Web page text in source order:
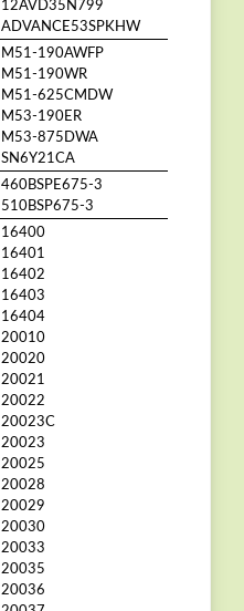
12AVD35N799
ADVANCE53SPKHW
M51-190AWFP
M51-190WR
M51-625CMDW
M53-190ER
M53-875DWA
SN6Y21CA
460BSPE675-3
510BSP675-3
16400
16401
16402
16403
16404
20010
20020
20021
20022
20023C
20023
20025
20028
20029
20030
20033
20035
20036